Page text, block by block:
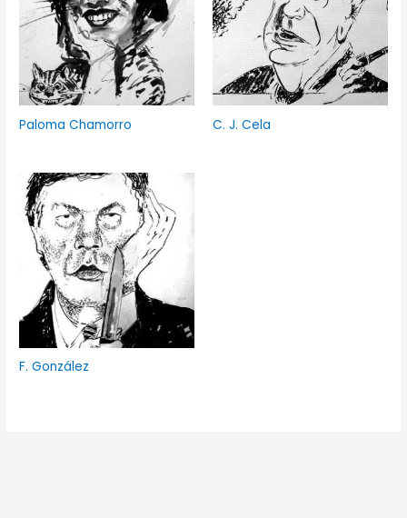
Paloma Chamorro C. J. Cela
F. González